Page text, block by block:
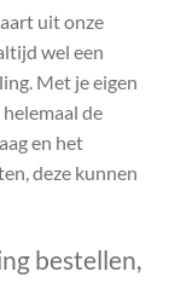
uit onze
wel een
Met je eigen
de
en het
deze kunnen
bestellen,